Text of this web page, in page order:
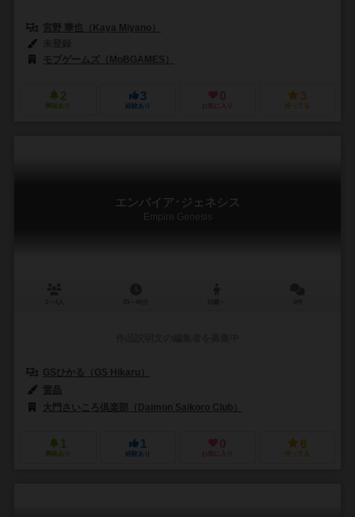
宮野 華也（Kaya Miyano）
モブゲームズ（MoBGAMES）
2
興味あり
3
経験あり
0
お気に入り
3
持ってる
エンパイア･ジェネシス
Empire Genesis
GSひかる（GS Hikaru）
雷晶
大門さいころ倶楽部（Daimon Saikoro Club）
1
興味あり
1
経験あり
0
お気に入り
6
持ってる